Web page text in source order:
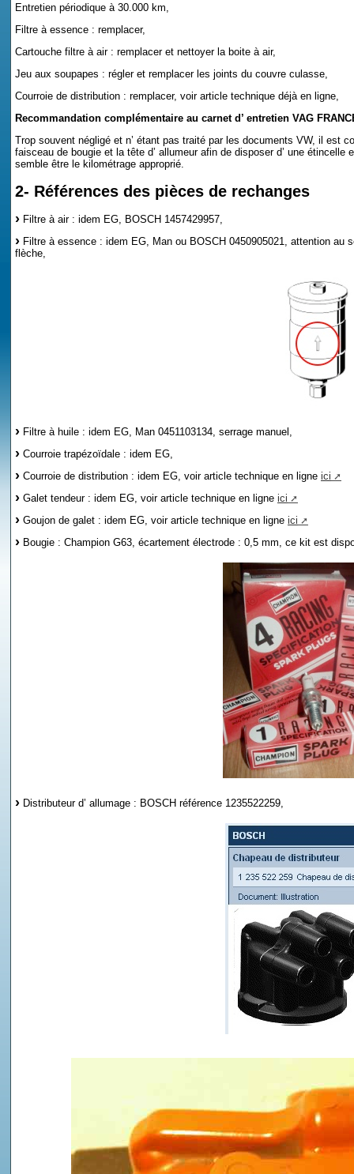
Entretien périodique à 30.000 km,
Filtre à essence : remplacer,
Cartouche filtre à air : remplacer et nettoyer la boite à air,
Jeu aux soupapes : régler et remplacer les joints du couvre culasse,
Courroie de distribution : remplacer, voir article technique déjà en ligne,
Recommandation complémentaire au carnet d’ entretien VAG
Trop souvent négligé et n’ étant pas traité par les documents VW, il est
faisceau de bougie et la tête d’ allumeur afin de disposer d’ une
semble être le kilométrage approprié.
2- Références des pièces de rechanges
Filtre à air : idem EG, BOSCH 1457429957,
Filtre à essence : idem EG, Man ou BOSCH 0450905021, attention
flèche,
Filtre à huile : idem EG, Man 0451103134, serrage manuel,
Courroie trapézoïdale : idem EG,
Courroie de distribution : idem EG, voir article technique en ligne ici
Galet tendeur : idem EG, voir article technique en ligne ici
Goujon de galet : idem EG, voir article technique en ligne ici
Bougie : Champion G63, écartement électrode : 0,5 mm, ce kit est
Distributeur d’ allumage : BOSCH référence 1235522259,